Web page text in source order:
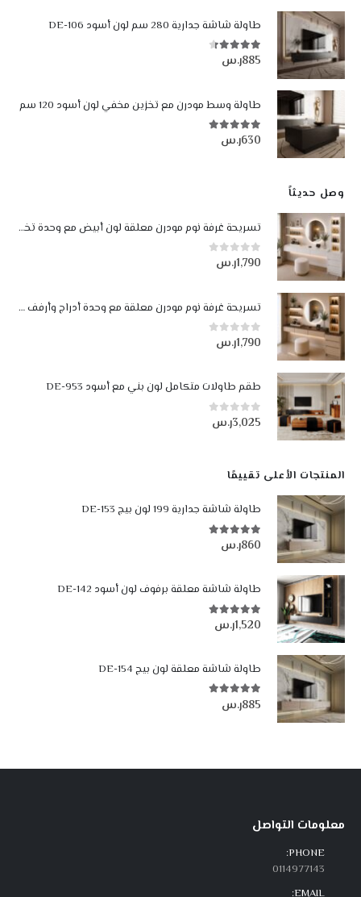
طاولة شاشة جدارية 280 سم لون أسود DE-106
4.35من أصل 5 885ر.س
طاولة وسط مودرن مع تخزين مخفي لون أسود 120 سم
5.00 من أصل 5 630ر.س
وصل حديثاً
تسريحة غرفة نوم مودرن معلقة لون أبيض مع وحدة تخزين وإضاءة LED
0من أصل 5
1,790ر.س
تسريحة غرفة نوم مودرن معلقة مع وحدة أدراج وأرفف مضيئة LED لون بيج وجوزي
0من أصل 5
1,790ر.س
طقم طاولات متكامل لون بني مع أسود DE-953
0من أصل 5
3,025ر.س
المنتجات الأعلى تقييمًا
طاولة شاشة جدارية 199 لون بيج DE-153
5.00 من أصل 5 860ر.س
طاولة شاشة معلقة برفوف لون أسود DE-142
5.00من أصل 51,520ر.س
طاولة شاشة معلقة لون بيج DE-154
5.00 من أصل 5 885ر.س
معلومات التواصل
PHONE:
0114977143